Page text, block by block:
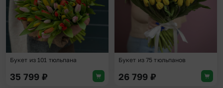
Букет из 101 тюльпана
35 799 ₽
Букет из 75 тюльпанов
26 799 ₽